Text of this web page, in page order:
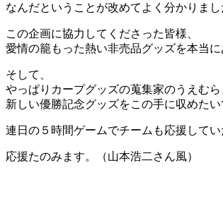
なんだということが改めてよく分かりまし
この企画に協力してくださった皆様、
愛情の籠もった熱い非売品グッズを本当
そして、
やっぱりカープグッズの蒐集家のうえむ
新しい優勝記念グッズをこの手に収めたい
連日の５時間ゲームでチームも応援して
応援たのみます。（山本浩二さん風）